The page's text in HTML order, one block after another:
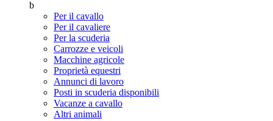
b
Per il cavallo
Per il cavaliere
Per la scuderia
Carrozze e veicoli
Macchine agricole
Proprietà equestri
Annunci di lavoro
Posti in scuderia disponibili
Vacanze a cavallo
Altri animali